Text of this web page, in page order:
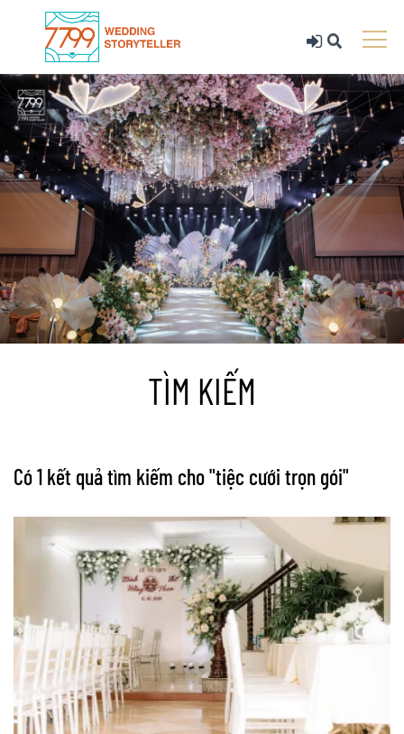
TÌM KIẾM
Có 1 kết quả tìm kiếm cho "tiệc cưới trọn gói"